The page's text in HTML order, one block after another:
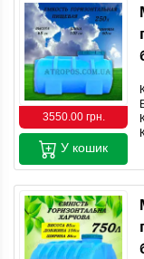
3550.00 грн.
У кошик